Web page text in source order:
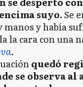
suyo.Se
manos y había
la cara con una
.
quedó
se observa al